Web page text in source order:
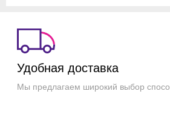
Удобная доставка
Мы предлагаем широкий выбор